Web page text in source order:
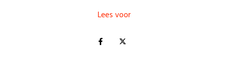
Pensioenen
Doe mee
Lees voor